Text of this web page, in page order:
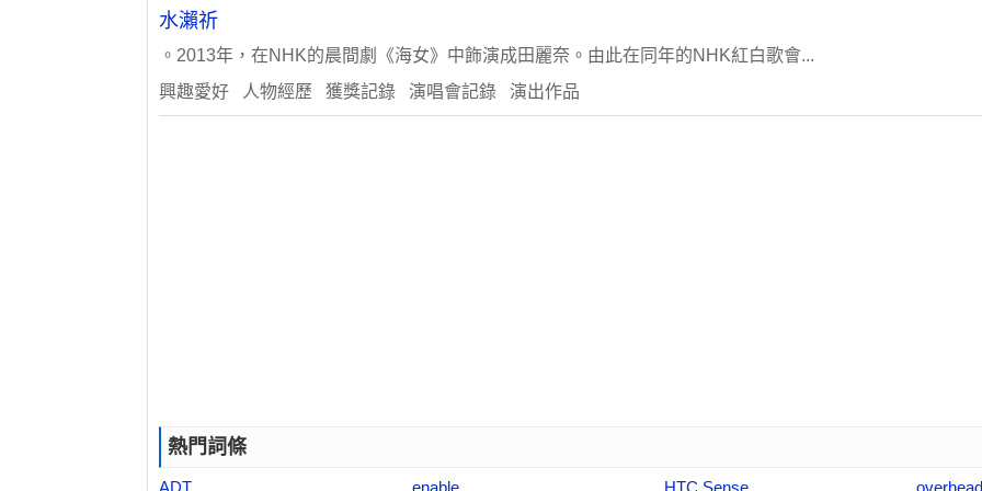
水瀨祈
。2013年，在NHK的晨間劇《海女》中飾演成田麗奈。由此在同年的NHK紅白歌會...
興趣愛好 人物經歷 獲獎記錄 演唱會記錄 演出作品
熱門詞條
ADT enable HTC Sense overhead